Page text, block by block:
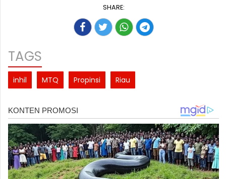
SHARE:
TAGS
inhil MTQ Propinsi Riau